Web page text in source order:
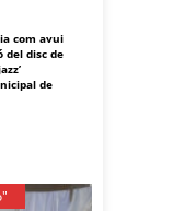
com avui
del disc de
de